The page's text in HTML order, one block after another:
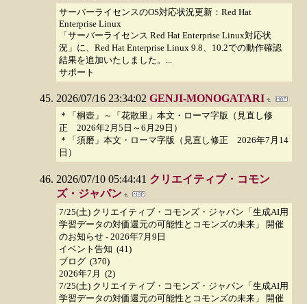
サーバーライセンスのOS対応状況更新：Red Hat
Enterprise Linux
「サーバーライセンス Red Hat Enterprise Linux対応状
況」に、Red Hat Enterprise Linux 9.8、10.2での動作確認
結果を追加いたしました。...
サポート
2026/07/16 23:34:02 GENJI-MONOGATARI
＊「桐壺」～「花散里」本文・ローマ字版（見直し修
正 2026年2月5日～6月29日）
＊「須磨」本文・ローマ字版（見直し修正 2026年7月14
日）
2026/07/10 05:44:41 クリエイティブ・コモン
ズ・ジャパン
7/25(土) クリエイティブ・コモンズ・ジャパン「生成AI用
学習データの対価還元の可能性とコモンズの未来」 開催
のお知らせ - 2026年7月9日
イベント告知 (41)
ブログ (370)
2026年7月 (2)
7/25(土) クリエイティブ・コモンズ・ジャパン「生成AI用
学習データの対価還元の可能性とコモンズの未来」 開催